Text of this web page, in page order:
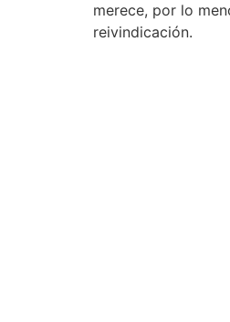
merece, por lo
reivindicación.